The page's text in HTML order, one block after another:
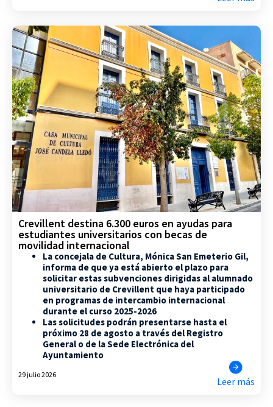
Crevillent destina 6.300 euros en ayudas para
estudiantes universitarios con becas de
movilidad internacional
La concejala de Cultura, Mónica San Emeterio Gil,
informa de que ya está abierto el plazo para
solicitar estas subvenciones dirigidas al alumnado
universitario de Crevillent que haya participado
en programas de intercambio internacional
durante el curso 2025-2026
Las solicitudes podrán presentarse hasta el
próximo 28 de agosto a través del Registro
General o de la Sede Electrónica del
Ayuntamiento
29 julio 2026
Leer más